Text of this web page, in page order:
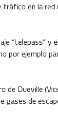
en la
“telepass”
ejemplo
Dueville
gases de